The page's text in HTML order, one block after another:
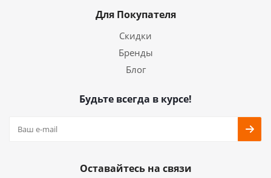
Для Покупателя
Скидки
Бренды
Блог
Будьте всегда в курсе!
Оставайтесь на связи